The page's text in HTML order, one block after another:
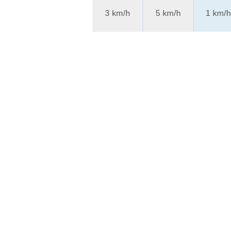
3 km/h
5 km/h
1 km/h